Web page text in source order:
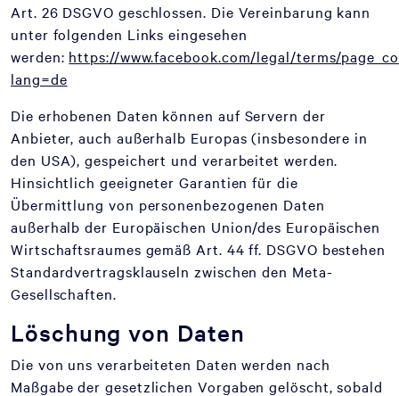
Art. 26 DSGVO geschlossen. Die Vereinbarung kann
unter folgenden Links eingesehen
werden: https://www.facebook.com/legal/terms/
lang=de
Die erhobenen Daten können auf Servern der
Anbieter, auch außerhalb Europas (insbesondere in
den USA), gespeichert und verarbeitet werden.
Hinsichtlich geeigneter Garantien für die
Übermittlung von personenbezogenen Daten
außerhalb der Europäischen Union/des Europäischen
Wirtschaftsraumes gemäß Art. 44 ff. DSGVO bestehen
Standardvertragsklauseln zwischen den Meta-
Gesellschaften.
Löschung von Daten
Die von uns verarbeiteten Daten werden nach
Maßgabe der gesetzlichen Vorgaben gelöscht, sobald